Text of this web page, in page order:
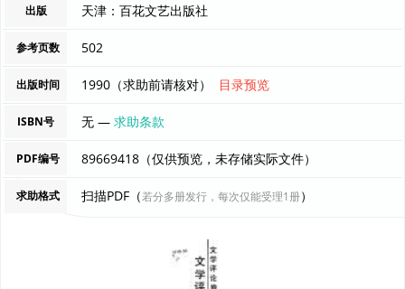
出版 天津：百花文艺出版社
参考页数 502
出版时间 1990（求助前请核对） 目录预览
ISBN号 无 —求助条款
PDF编号 89669418（仅供预览，未存储实际文件）
求助格式 扫描PDF（若分多册发行，每次仅能受理1册）